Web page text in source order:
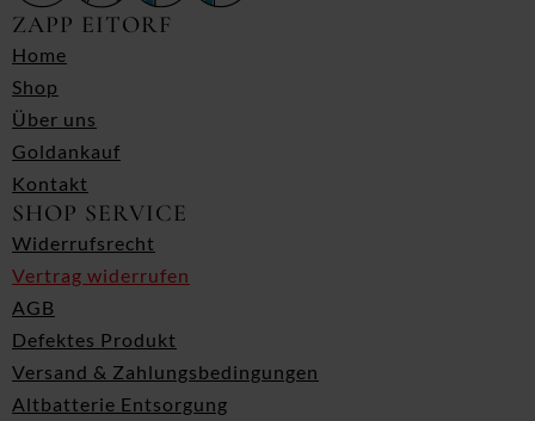
ZAPP EITORF
Home
Shop
Über uns
Goldankauf
Kontakt
SHOP SERVICE
Widerrufsrecht
Vertrag widerrufen
AGB
Defektes Produkt
Versand & Zahlungsbedingungen
Altbatterie Entsorgung